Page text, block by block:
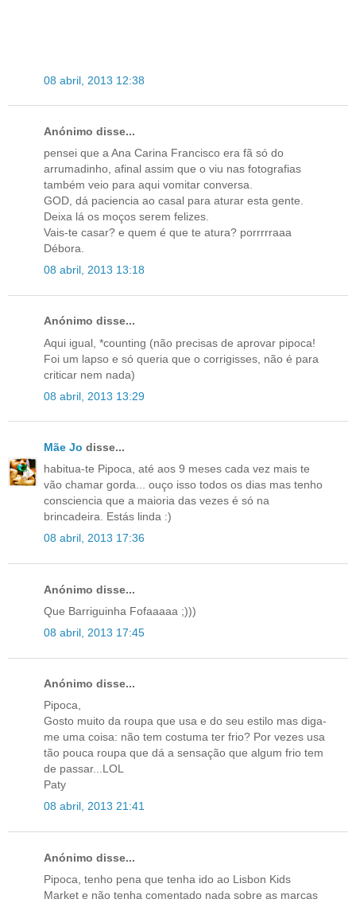
08 abril, 2013 12:38
Anónimo disse...
pensei que a Ana Carina Francisco era fã só do
arrumadinho, afinal assim que o viu nas fotografias
também veio para aqui vomitar conversa.
GOD, dá paciencia ao casal para aturar esta gente.
Deixa lá os moços serem felizes.
Vais-te casar? e quem é que te atura? porrrrraaa
Débora.
08 abril, 2013 13:18
Anónimo disse...
Aqui igual, *counting (não precisas de aprovar pipoca!
Foi um lapso e só queria que o corrigisses, não é para
criticar nem nada)
08 abril, 2013 13:29
Mãe Jo disse...
habitua-te Pipoca, até aos 9 meses cada vez mais te
vão chamar gorda... ouço isso todos os dias mas tenho
consciencia que a maioria das vezes é só na
brincadeira. Estás linda :)
08 abril, 2013 17:36
Anónimo disse...
Que Barriguinha Fofaaaaa ;)))
08 abril, 2013 17:45
Anónimo disse...
Pipoca,
Gosto muito da roupa que usa e do seu estilo mas diga-
me uma coisa: não tem costuma ter frio? Por vezes usa
tão pouca roupa que dá a sensação que algum frio tem
de passar...LOL
Paty
08 abril, 2013 21:41
Anónimo disse...
Pipoca, tenho pena que tenha ido ao Lisbon Kids
Market e não tenha comentado nada sobre as marcas